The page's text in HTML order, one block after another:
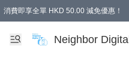
消費即享全單 HKD 50.00 減免優惠！
Neighbor Digital